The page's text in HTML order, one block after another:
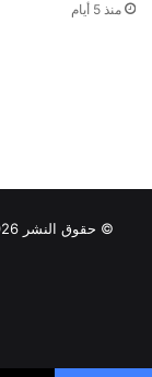
منذ 5 أيام
© حقوق النشر 2026، جميع الحقوق محفوظة |